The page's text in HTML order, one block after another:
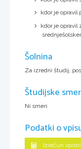
kdor je opravil
kdor je
Šolnina
Za izredni študij,
Študijske
Ni smeri
Podatki o
Izračun